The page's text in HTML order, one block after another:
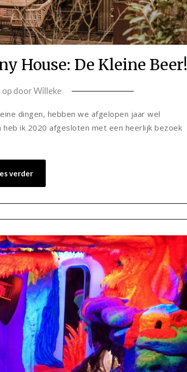
House: De Kleine Beer!
opdoorWilleke
dingen, hebben we afgelopen jaar wel
ik 2020 afgesloten met een heerlijk bezoek
verder